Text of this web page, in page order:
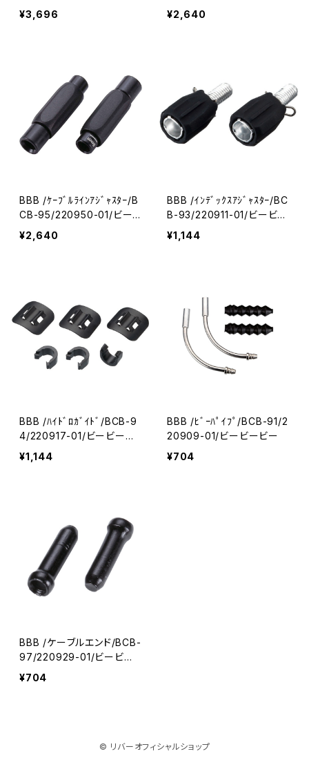
¥3,696
¥2,640
BBB /ｹｰﾌﾞﾙﾗｲﾝｱｼﾞｬｽﾀｰ/B
CB-95/220950-01/ビー
ビービー
¥2,640
BBB /ｲﾝﾃﾞｯｸｽｱｼﾞｬｽﾀｰ/BC
B-93/220911-01/ビービー
ビー
¥1,144
BBB /ﾊｲﾄﾞﾛｶﾞｲﾄﾞ/BCB-9
4/220917-01/ビービービ
ー
¥1,144
BBB /ﾋﾞｰﾊﾟｲﾌﾟ/BCB-91/2
20909-01/ビービービー
¥704
BBB /ケーブルエンド/BCB-
97/220929-01/ビービー
ビー
¥704
© リバーオフィシャルショップ